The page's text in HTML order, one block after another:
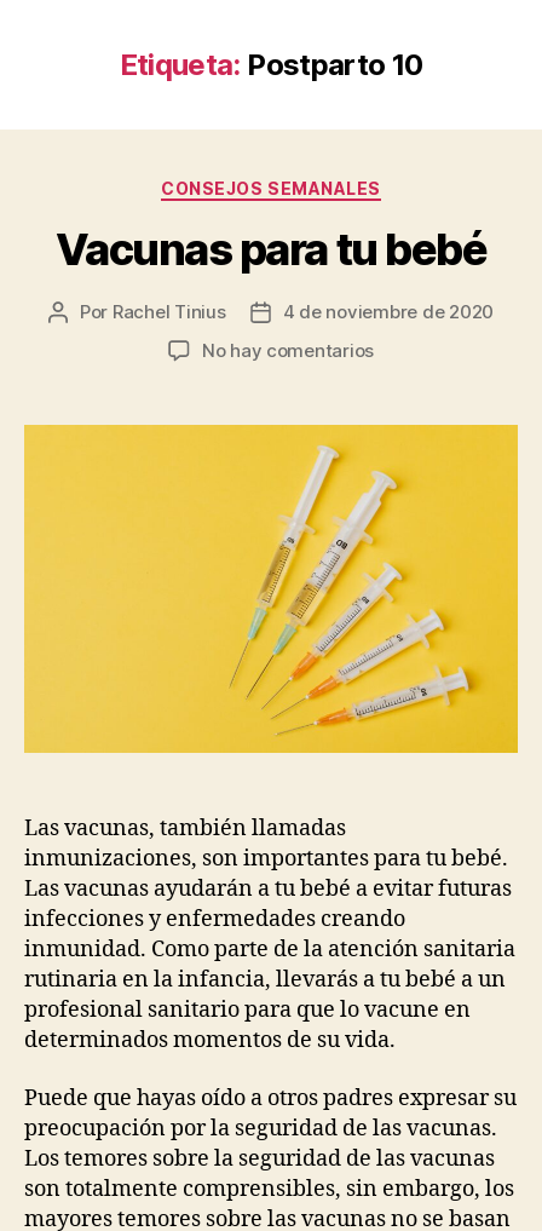
Etiqueta: Postparto 10
Categorías
CONSEJOS SEMANALES
Vacunas para tu bebé
Autor
Por Rachel Tinius
Fecha4 de noviembre de 2020
No hay comentariosen
tu
Las vacunas, también llamadas
inmunizaciones, son importantes para tu bebé.
Las vacunas ayudarán a tu bebé a evitar futuras
infecciones y enfermedades creando
inmunidad. Como parte de la atención sanitaria
rutinaria en la infancia, llevarás a tu bebé a un
profesional sanitario para que lo vacune en
determinados momentos de su vida.
Puede que hayas oído a otros padres expresar su
preocupación por la seguridad de las vacunas.
Los temores sobre la seguridad de las vacunas
son totalmente comprensibles, sin embargo, los
mayores temores sobre las vacunas no se basan